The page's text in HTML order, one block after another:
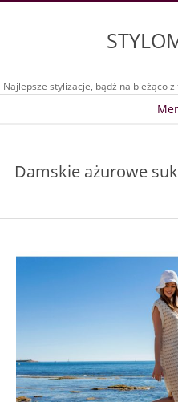
Najlepsze stylizacje, bądź na bieżąco
Damskie ażurowe